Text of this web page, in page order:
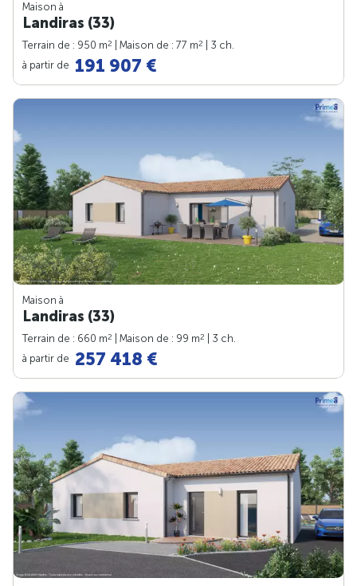
Maison à
Landiras (33)
Terrain de : 950 m2 | Maison de : 77 m2
| 3 ch.
à partir de 191 907 €
Maison à
Landiras (33)
Terrain de : 660 m2 | Maison de : 99 m2
| 3 ch.
à partir de 257 418 €